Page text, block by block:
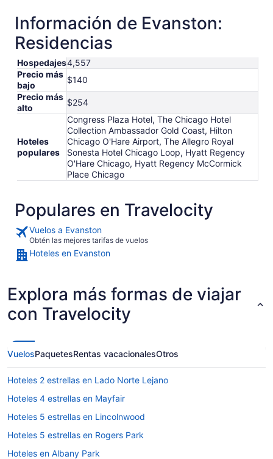
Información de Evanston:
Residencias
Hospedajes4,557
Precio más
bajo
$140
Precio más
alto
$254
Hoteles
populares
Congress Plaza Hotel, The Chicago Hotel
Collection Ambassador Gold Coast, Hilton
Chicago O'Hare Airport, The Allegro Royal
Sonesta Hotel Chicago Loop, Hyatt Regency
O'Hare Chicago, Hyatt Regency McCormick
Place Chicago
Populares en Travelocity
Vuelos a Evanston
Obtén las mejores tarifas de vuelos
Hoteles en Evanston
Explora más formas de viajar
con Travelocity
VuelosPaquetesRentas vacacionalesOtros
Hoteles 2 estrellas en Lado Norte Lejano
Hoteles 4 estrellas en Mayfair
Hoteles 5 estrellas en Lincolnwood
Hoteles 5 estrellas en Rogers Park
Hoteles en Albany Park